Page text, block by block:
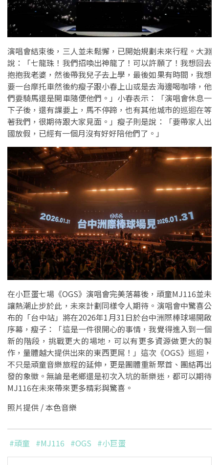
演唱會結束後，三人並未鬆懈，已開始規劃未來行程。大淵
說：「七龍珠！我們招喚出神龍了！可以許願了！我想回去
抱抱我老婆，然後帶我兒子去上學，最後如果有時間，我想
要一台摩托車然後約瘦子跟小春上山或是去海邊喝咖啡，他
們要騎馬還是開車隨便他們。」小春表示：「演唱會休息一
下子後，還有課要上，馬不停蹄，也有其他城市的巡迴在等
著我們，很期待跟大家見面。」瘦子則是說：「要帶家人出
國放假，已經有一個月沒有好好陪他們了。」
在小巨蛋七場《OGS》演唱會完美落幕後，頑童MJ116並未
讓熱潮止步於此，未來計劃同樣令人期待。演唱會中驚喜公
布的「台中站」將在2026年1月31日於台中洲際棒球場開啟
序幕，瘦子：「這是一件很開心的事情，我覺得進入到一個
新的階段，挑戰更大的場地，可以有更多資源做更大的製
作，量體越大提供出來的東西更屌！」這次《OGS》巡迴，
不只是頑童音樂旅程的延伸，更是團體重新聚首、團結再出
發的象徵。無論是老鄉還是初次入坑的新樂迷，都可以期待
MJ116在未來帶來更多精彩與驚喜。
照片提供 / 本色音樂
#頑童 #MJ116 #OGS #小巨蛋